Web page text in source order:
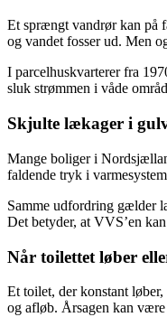
Et sprængt vandrør kan på
og vandet fosser ud. Men
I parcelhuskvarterer fra
sluk strømmen i våde
Skjulte lækager i
Mange boliger i
faldende tryk i
Samme udfordring gælder
Det betyder, at VVS’en
Når toilettet løber
Et toilet, der konstant
og afløb. Årsagen kan